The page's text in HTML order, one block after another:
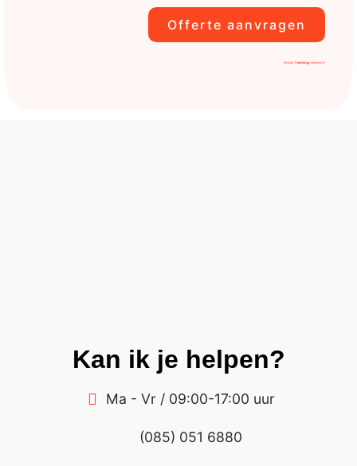
Offerte aanvragen
Binnen 1 werkdagantwoord!
Kan ik je helpen?
Ma - Vr / 09:00-17:00 uur
(085) 051 6880